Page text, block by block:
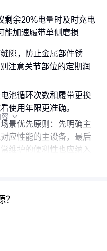
剩余20%电量时及时充电
能加速履带单侧磨损
隙，防止金属部件锈
注意关节部位的定期润
池循环次数和履带更换
使用年限更准确。
景优先原则：先明确主
应性能的主设备，最后
维护的便利性也应纳入

？